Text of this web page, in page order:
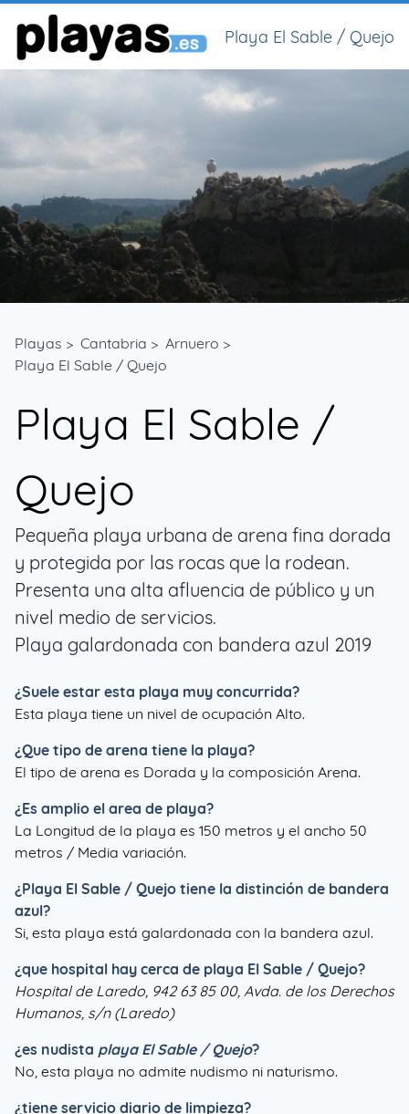
Playa El Sable / Quejo
Playas > Cantabria > Arnuero >
Playa El Sable / Quejo
Playa El Sable /
Quejo
Pequeña playa urbana de arena fina dorada
y protegida por las rocas que la rodean.
Presenta una alta afluencia de público y un
nivel medio de servicios.
Playa galardonada con bandera azul 2019
¿Suele estar esta playa muy concurrida?
Esta playa tiene un nivel de ocupación Alto.
¿Que tipo de arena tiene la playa?
El tipo de arena es Dorada y la composición Arena.
¿Es amplio el area de playa?
La Longitud de la playa es 150 metros y el ancho 50
metros / Media variación.
¿Playa El Sable / Quejo tiene la distinción de bandera
azul?
Si, esta playa está galardonada con la bandera azul.
¿que hospital hay cerca de playa El Sable / Quejo?
Hospital de Laredo, 942 63 85 00, Avda. de los Derechos
Humanos, s/n (Laredo)
¿es nudista playa El Sable / Quejo?
No, esta playa no admite nudismo ni naturismo.
¿tiene servicio diario de limpieza?